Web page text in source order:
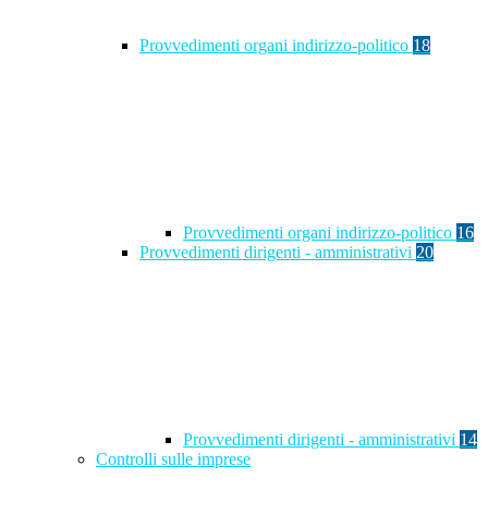
Provvedimenti organi indirizzo-politico 18
Provvedimenti organi indirizzo-politico 16
Provvedimenti dirigenti - amministrativi 20
Provvedimenti dirigenti - amministrativi 14
Controlli sulle imprese